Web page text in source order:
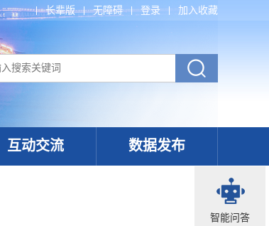
长辈版 无障碍 登录 加入收藏
互动交流 数据发布
智能问答